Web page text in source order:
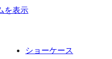
を表示
ショーケース